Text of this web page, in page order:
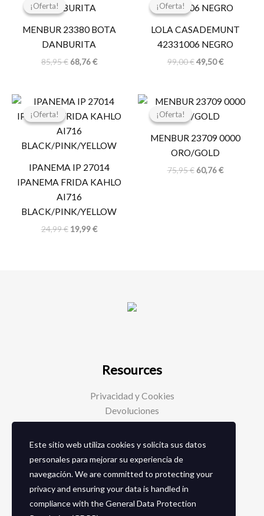
¡Oferta!
¡Oferta!
MENBUR 23380 BOTA
DANBURITA
85,95€
original
85,95 €.
68,76€
68,76 €.
¡Oferta!
¡Oferta!
LOLA CASADEMUNT
42331006 NEGRO
99,00€
original
99,00 €.
49,50€
actual
49,50 €.
¡Oferta!
¡Oferta!
IPANEMA IP 27014
IPANEMA FRIDA KAHLO
AI716
BLACK/PINK/YELLOW
24,99€
El
original
era:
24,99 €.
19,99€
El
actual
19,99 €.
¡Oferta!
¡Oferta!
MENBUR 23709 0000
ORO/GOLD
75,95€
El
original
75,95 €.
60,76€
El
60,76 €.
Resources
Privacidad y Cookies
Devoluciones
Social Media
Facebook
Instagram
Este sitio web utiliza cookies y solicita sus datos
personales para mejorar su experiencia de
navegación. We are committed to protecting your
privacy and ensuring your data is handled in
compliance with theGeneral Data Protection